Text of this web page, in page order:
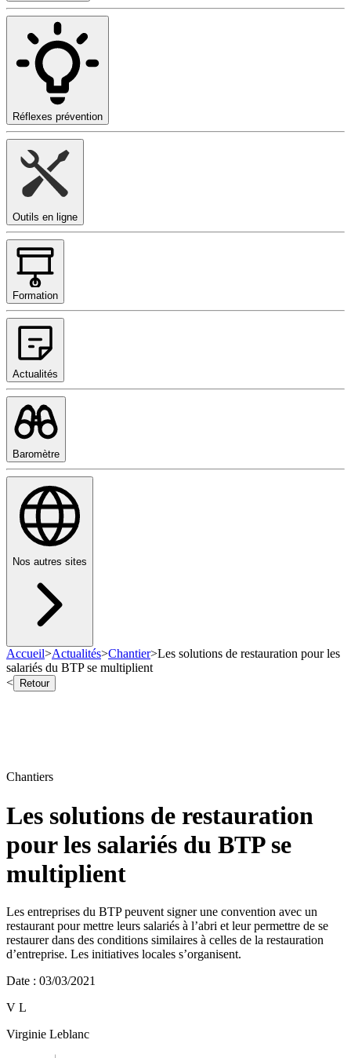
Réflexes prévention
Outils en ligne
Formation
Actualités
Baromètre
Nos autres sites
Accueil>Actualités>Chantier>Les solutions de restauration pour les
salariés du BTP se multiplient
<
Retour
Chantiers
Les solutions de restauration
pour les salariés du BTP se
multiplient
Les entreprises du BTP peuvent signer une convention avec un
restaurant pour mettre leurs salariés à l’abri et leur permettre de se
restaurer dans des conditions similaires à celles de la restauration
d’entreprise. Les initiatives locales s’organisent.
Date : 03/03/2021
V L
Virginie Leblanc